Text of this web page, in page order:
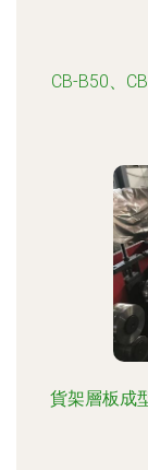
CB-B50、
貨架層板成